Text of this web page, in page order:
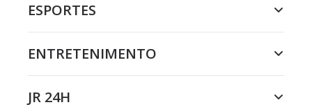
ESPORTES
ENTRETENIMENTO
JR 24H